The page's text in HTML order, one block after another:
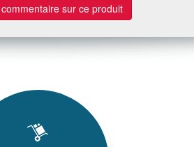
sur ce produit